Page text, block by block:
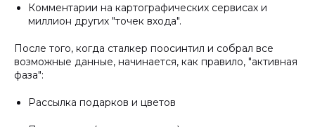
Комментарии на картографических сервисах и
миллион других "точек входа".
После того, когда сталкер поосинтил и собрал все
возможные данные, начинается, как правило, "активная
фаза":
Рассылка подарков и цветов